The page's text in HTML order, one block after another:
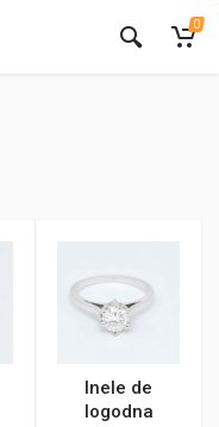
0
Inele de
logodna